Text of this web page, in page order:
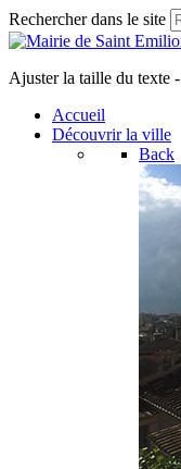
Rechercher dans le site
Ajuster la taille du texte -
Accueil
Découvrir la ville
Back